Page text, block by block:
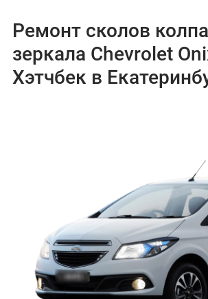
Ремонт сколов
зеркала Chevrolet
Хэтчбек в